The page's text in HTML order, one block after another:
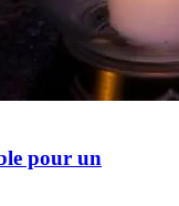
pour un